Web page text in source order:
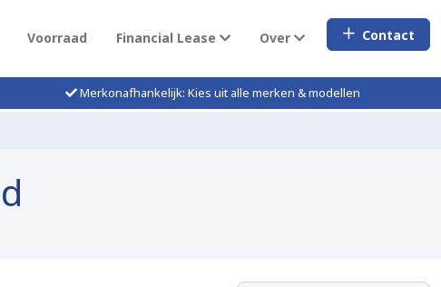
Voorraad Financial Lease Over Contact
Merkonafhankelijk: Kies uit alle merken & modellen